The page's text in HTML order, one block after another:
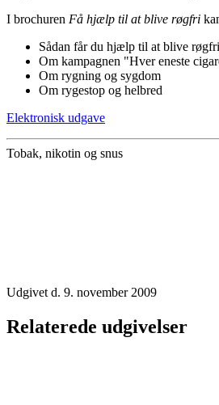
I brochuren Få hjælp til at blive røgfri
Sådan får du hjælp til at blive røgfri
Om kampagnen "Hver eneste
Om rygning og sygdom
Om rygestop og helbred
Elektronisk udgave
Tobak, nikotin og snus
Udgivet d. 9. november 2009
Relaterede udgivelser